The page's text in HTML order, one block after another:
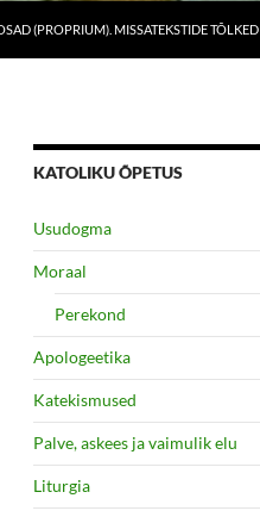
(PROPRIUM). MISSATEKSTIDE TÕLKED
KATOLIKU ÕPETUS
Usudogma
Moraal
Perekond
Apologeetika
Katekismused
Palve, askees ja vaimulik elu
Liturgia